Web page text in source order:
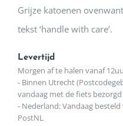
Grijze katoenen
tekst ‘handle with care’.
Levertijd
Morgen af te halen vanaf
- Binnen Utrecht
vandaag met de fiets bezorgd
- Nederland: Vandaag
PostNL